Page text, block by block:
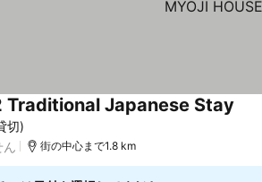
切)
Traditional Japanese Stay
ん 街の中心まで1.8 km